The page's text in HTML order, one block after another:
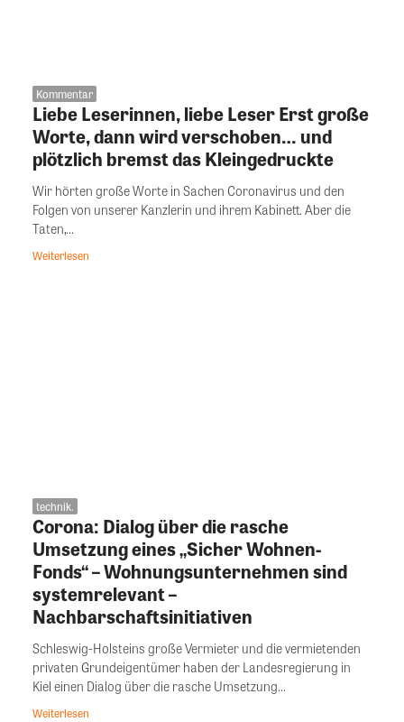
Kommentar
Liebe Leserinnen, liebe Leser Erst große
Worte, dann wird verschoben… und
plötzlich bremst das Kleingedruckte
Wir hörten große Worte in Sachen Coronavirus und den
Folgen von unserer Kanzlerin und ihrem Kabinett. Aber die
Taten,...
Weiterlesen
technik.
Corona: Dialog über die rasche
Umsetzung eines „Sicher Wohnen-
Fonds“ – Wohnungsunternehmen sind
systemrelevant –
Nachbarschaftsinitiativen
Schleswig-Holsteins große Vermieter und die vermietenden
privaten Grundeigentümer haben der Landesregierung in
Kiel einen Dialog über die rasche Umsetzung...
Weiterlesen